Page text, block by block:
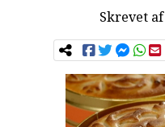
Skrevet af